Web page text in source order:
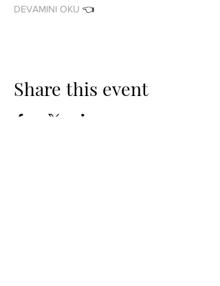
DEVAMINI OKU 👈
Share this event